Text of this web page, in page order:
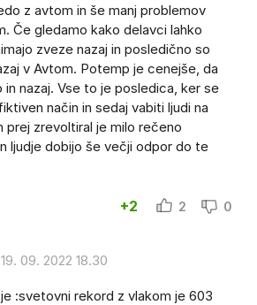
z avtom in še manj problemov
Če gledamo kako delavci lahko
zveze nazaj in posledično so
v Avtom. Potemp je cenejše, da
nazaj. Vse to je posledica, ker se
način in sedaj vabiti ljudi na
prej zrevoltiral je milo rečeno
ljudje dobijo še večji odpor do te
+2 2 0
19. 09. 2022 18.30
:svetovni rekord z vlakom je 603